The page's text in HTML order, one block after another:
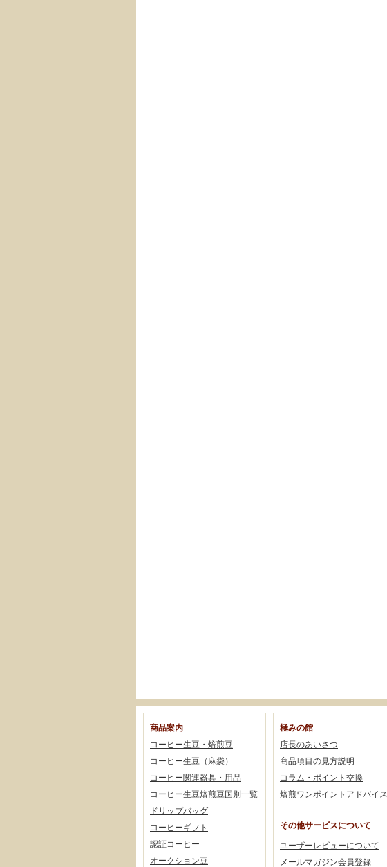
商品案内
コーヒー生豆・焙煎豆
コーヒー生豆（麻袋）
コーヒー関連器具・用品
コーヒー生豆焙煎豆国別一覧
ドリップバッグ
コーヒーギフト
認証コーヒー
オークション豆
極みの館
店長のあいさつ
商品項目の見方説明
コラム・ポイント交換
焙煎ワンポイントアドバイス
その他サービスについて
ユーザーレビューについて
メールマガジン会員登録